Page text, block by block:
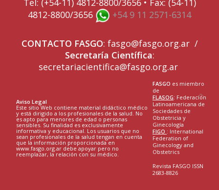
Tel: (+54-11) 4812-8800/3656 • Fax: (54-11)
4812-8800/3656
+54 9 11 2571-6314
CONTACTO FASGO: fasgo@fasgo.org.ar/
Secretaría Científica:
secretariacientifica@fasgo.org.ar
Aviso Legal
Este sitio Web contiene material didáctico médico
y está dirigido a los profesionales de la salud. No
es apto para menores de edad o personas
sensibles. Su finalidad es exclusivamente
informativa y educacional. Los usuarios que no
sean profesionales de la salud tengan en cuenta
que la información proporcionada en
www.fasgo.org.ar debe apoyar pero no
reemplazar, la relación con su médico.
FASGO es miembro
de
FLASOG: Federación
Latinoamericana de
Sociedades de
Obstetricia y
Ginecología
FIGO : International
Federation of
Ginecology and
Obstetrics
Revista FASGO ISSN
2683-8826